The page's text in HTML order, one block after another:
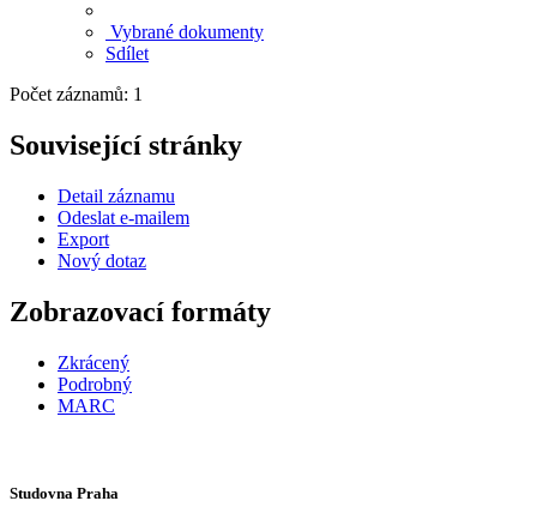
Vybrané dokumenty
Sdílet
Počet záznamů: 1
Související stránky
Detail záznamu
Odeslat e-mailem
Export
Nový dotaz
Zobrazovací formáty
Zkrácený
Podrobný
MARC
Studovna Praha